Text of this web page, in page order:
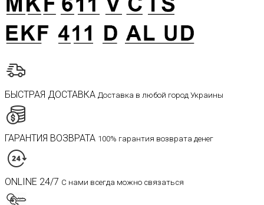
БЫСТРАЯ ДОСТАВКА Доставка в любой город Украины
ГАРАНТИЯ ВОЗВРАТА 100% гарантия возврата денег
ONLINE 24/7 С нами всегда можно связаться